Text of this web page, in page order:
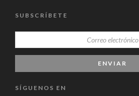
SUBSCRÍBETE
SÍGUENOS EN